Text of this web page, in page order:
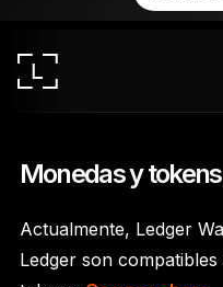
Premium
Monedas y
Actualmente, Ledger
Ledger son